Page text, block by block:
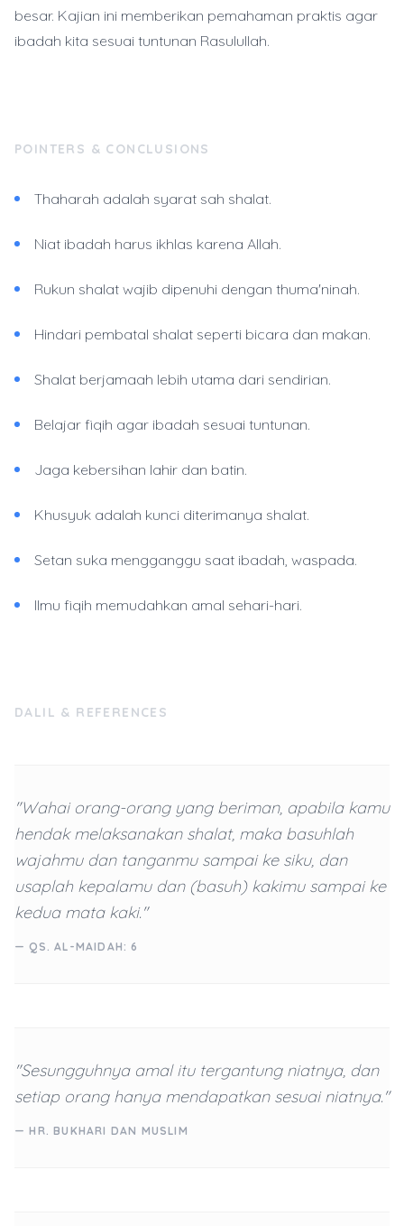
besar. Kajian ini memberikan pemahaman praktis agar
ibadah kita sesuai tuntunan Rasulullah.
POINTERS & CONCLUSIONS
Thaharah adalah syarat sah shalat.
Niat ibadah harus ikhlas karena Allah.
Rukun shalat wajib dipenuhi dengan thuma'ninah.
Hindari pembatal shalat seperti bicara dan makan.
Shalat berjamaah lebih utama dari sendirian.
Belajar fiqih agar ibadah sesuai tuntunan.
Jaga kebersihan lahir dan batin.
Khusyuk adalah kunci diterimanya shalat.
Setan suka mengganggu saat ibadah, waspada.
Ilmu fiqih memudahkan amal sehari-hari.
DALIL & REFERENCES
"Wahai orang-orang yang beriman, apabila kamu
hendak melaksanakan shalat, maka basuhlah
wajahmu dan tanganmu sampai ke siku, dan
usaplah kepalamu dan (basuh) kakimu sampai ke
kedua mata kaki."
— QS. AL-MAIDAH: 6
"Sesungguhnya amal itu tergantung niatnya, dan
setiap orang hanya mendapatkan sesuai niatnya."
— HR. BUKHARI DAN MUSLIM